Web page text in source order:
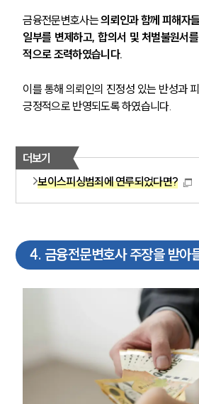
대륜의 강점
오시는 길
통합검색
AI대륜
업무사례
주요 업무사례
사례분석/최신동
법률정보
법률지식인
고객후기
금융전문변호사는 의뢰인과 함께 피해자
일부를 변제하고, 합의서 및 처벌불원서
적으로 조력하였습니다.
이를 통해 의뢰인의 진정성 있는 반성과
긍정적으로 반영되도록 하였습니다.
더보기
보이스피싱범죄에 연루되었다면?
4. 금융전문변호사 주장을 받아